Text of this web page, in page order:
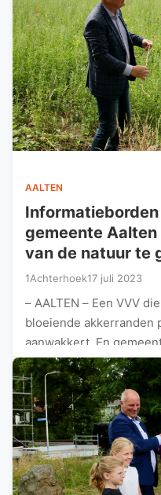
AALTEN
gemeente
van de natuur te
1Achterhoek17 juli 2023
– AALTEN – Een VVV
bloeiende akkerranden
aanwakkert. En